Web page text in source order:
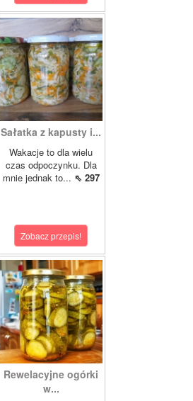
Sałatka z kapusty i...
Wakacje to dla wielu
czas odpoczynku. Dla
mnie jednak to... ⇖ 297
Zobacz przepis!
Rewelacyjne ogórki
w...